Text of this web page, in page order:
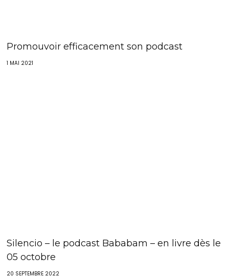
Promouvoir efficacement son podcast
1 MAI 2021
Silencio – le podcast Bababam – en livre dès le
05 octobre
20 SEPTEMBRE 2022